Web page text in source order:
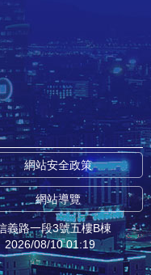
網站安全政策
網站導覽
義路一段3號五樓B棟
2026/08/10 01:19